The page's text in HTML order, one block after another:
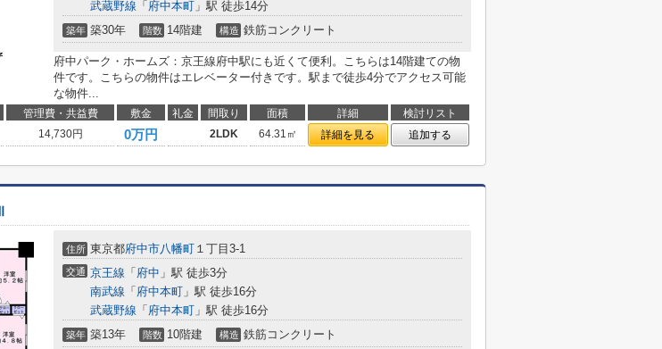
武蔵野線 「 府中本町 」駅 徒歩14分
築年 築30年 階数 14階建 構造 鉄筋コンクリート
府中パーク・ホームズ：京王線府中駅にも近くて便利。こちらは14階建ての物
件です。こちらの物件はエレベーター付きです。駅まで徒歩4分でアクセス可能
な物件...
管理費・共益費 敷金 礼金 間取り 面積 詳細
検討リスト
14,730円 0万円 2LDK 64.31㎡ 詳細を見る 追加する
住所 東京都府中市八幡町 １丁目3-1
交通 京王線 「 府中 」駅 徒歩3分
南武線 「 府中本町 」駅 徒歩16分
武蔵野線 「 府中本町 」駅 徒歩16分
築年 築13年 階数 10階建 構造 鉄筋コンクリート